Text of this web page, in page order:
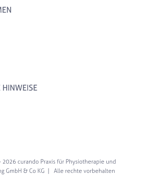
HINWEISE
2026 curando Praxis für Physiotherapie und
GmbH & Co KG | Alle rechte vorbehalten